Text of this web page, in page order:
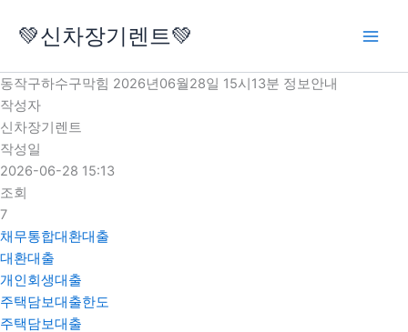
로
건
너
뛰
기
💚신차장기렌트💚
동작구하수구막힘 2026년06월28일 15시13분 정보안내
작성자
신차장기렌트
작성일
2026-06-28 15:13
조회
7
채무통합대환대출
대환대출
개인회생대출
주택담보대출한도
주택담보대출